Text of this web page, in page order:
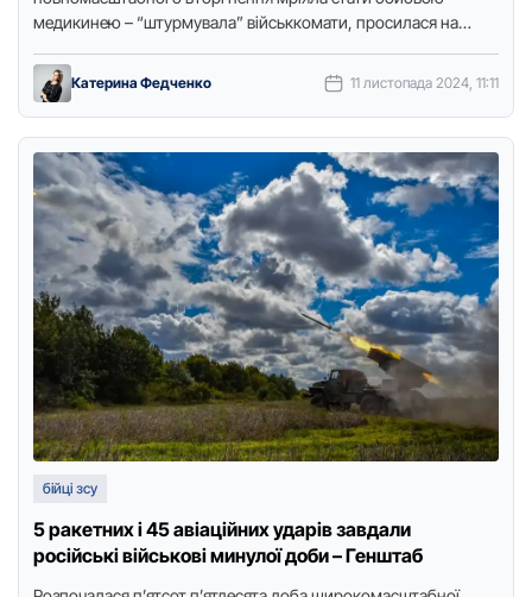
медикинею – “штурмувала” військкомати, просилася на
тепер …
Катерина Федченко 11 листопада 2024, 11:11
бійці зсу
5 ракетних і 45 авіаційних ударів завдали
російські військові минулої доби – Генштаб